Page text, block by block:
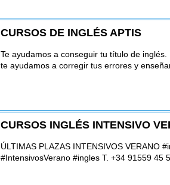
CURSOS DE INGLÉS APTIS
Te ayudamos a conseguir tu título de
te ayudamos a corregir tus errores y
CURSOS INGLÉS INTENSIVO
ÚLTIMAS PLAZAS INTENSIVOS VERANO
#IntensivosVerano #ingles T. +34 91559 45